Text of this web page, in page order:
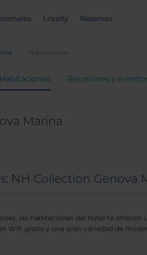
Loyalty Reservas
Habitaciones
Habitaciones Reuniones y
Marina
NH Collection Genova
las habitaciones del hotel te
Wifi gratis y una gran variedad de